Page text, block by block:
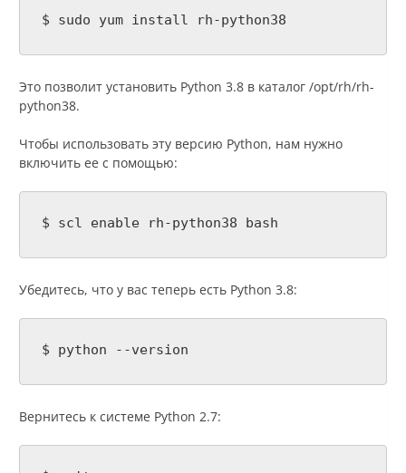
$ sudo yum install rh-python38
Это позволит установить Python 3.8 в каталог /opt/rh/rh-
python38.
Чтобы использовать эту версию Python, нам нужно
включить ее с помощью:
$ scl enable rh-python38 bash
Убедитесь, что у вас теперь есть Python 3.8:
$ python --version
Вернитесь к системе Python 2.7: